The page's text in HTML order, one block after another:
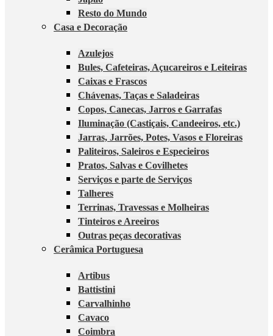
Resto do Mundo
Casa e Decoração
Azulejos
Bules, Cafeteiras, Açucareiros e Leiteiras
Caixas e Frascos
Chávenas, Taças e Saladeiras
Copos, Canecas, Jarros e Garrafas
Iluminação (Castiçais, Candeeiros, etc.)
Jarras, Jarrões, Potes, Vasos e Floreiras
Paliteiros, Saleiros e Especieiros
Pratos, Salvas e Covilhetes
Serviços e parte de Serviços
Talheres
Terrinas, Travessas e Molheiras
Tinteiros e Areeiros
Outras peças decorativas
Cerâmica Portuguesa
Artibus
Battistini
Carvalhinho
Cavaco
Coimbra